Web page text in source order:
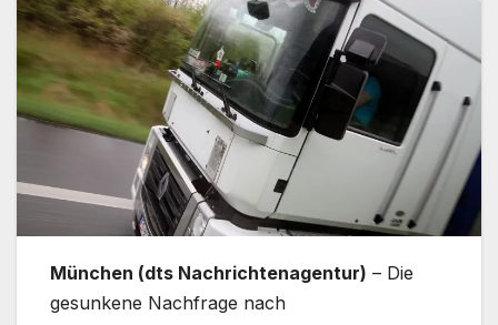
München (dts Nachrichtenagentur) – Die
gesunkene Nachfrage nach